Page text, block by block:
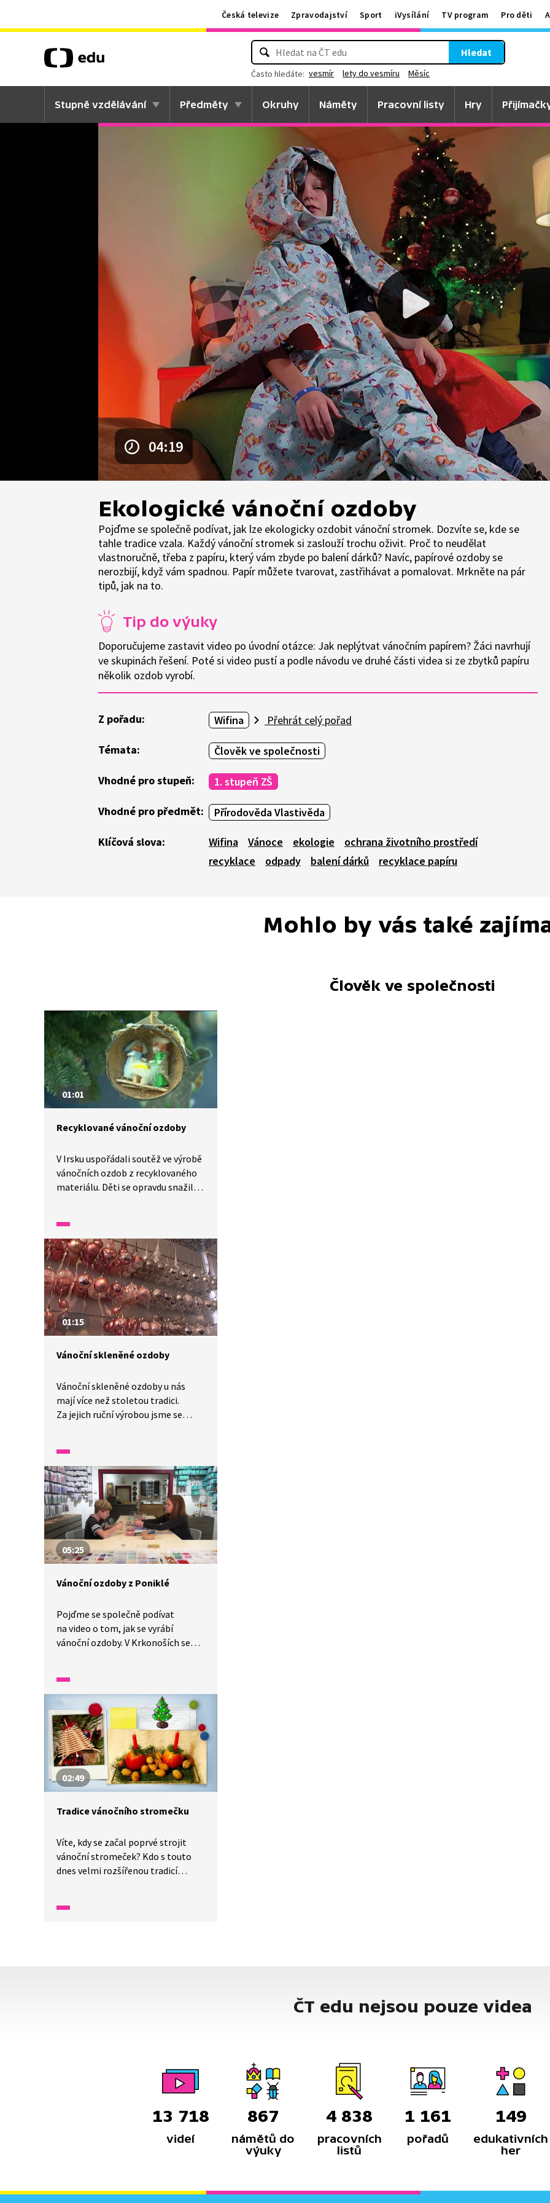
Česká televize Zpravodajství Sport iVysílání TV program Pro děti
Hledat
Často hledáte: vesmír lety do vesmíru Měsíc
Stupně vzdělávání Předměty Okruhy Náměty Pracovní listy Hry
04:19
Ekologické vánoční ozdoby
Pojďme se společně podívat, jak lze ekologicky ozdobit vánoční stromek. Dozvíte se, kde se
tahle tradice vzala. Každý vánoční stromek si zaslouží trochu oživit. Proč to neudělat
vlastnoručně, třeba z papíru, který vám zbyde po balení dárků? Navíc, papírové ozdoby se
nerozbijí, když vám spadnou. Papír můžete tvarovat, zastřihávat a pomalovat. Mrkněte na pár
tipů, jak na to.
Tip do výuky
Doporučujeme zastavit video po úvodní otázce: Jak neplýtvat vánočním papírem? Žáci navrhují
ve skupinách řešení. Poté si video pustí a podle návodu ve druhé části videa si ze zbytků papíru
několik ozdob vyrobí.
Z pořadu: Wifina Přehrát celý pořad
Témata: Člověk ve společnosti
Vhodné pro stupeň: 1. stupeň ZŠ
Vhodné pro předmět: Přírodověda Vlastivěda
Klíčová slova: Wifina Vánoce ekologie
ochrana životního prostředí
recyklace
odpady balení dárků recyklace papíru
Mohlo by vás také
Člověk ve společnosti
01:01
Recyklované vánoční ozdoby
V Irsku uspořádali soutěž ve výrobě
vánočních ozdob z recyklovaného
materiálu. Děti se opravdu snažily
ořechu, strom ze staré skládačky,
andělíčky z alobalu nebo hvězdu
z rozstříhané plechovky. Jak
to vypadalo?
01:15
Vánoční skleněné ozdoby
Vánoční skleněné ozdoby u nás
mají více než stoletou tradici.
Za jejich ruční výrobou jsme se
výroby. Ať už je na stromečku doma
máte, nebo ne, rozhodně stojí
za to se s jejich vznikem blíže
seznámit.
05:25
Vánoční ozdoby z Poniklé
Pojďme se společně podívat
na video o tom, jak se vyrábí
vánoční ozdoby. V Krkonoších se
Unikátní je v tom, že jsou poslední
na světě, komu se podařilo tuto
technologii uchovat. Tyto ozdoby
z Poniklé jsou známé po celém
světě, a dokonce je chrání
i UNESCO.
02:49
Tradice vánočního stromečku
Víte, kdy se začal poprvé strojit
vánoční stromeček? Kdo s touto
dnes velmi rozšířenou tradicí
elektrickými žárovkami? A kde
ČT edu nejsou pouze videa
13 718
videí
867
námětů do
výuky
4 838
pracovních
listů
1 161
pořadů
149
edukativních
her